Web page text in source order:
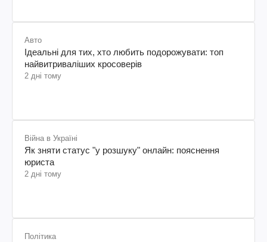
Авто
Ідеальні для тих, хто любить подорожувати: топ
найвитриваліших кросоверів
2 дні тому
Війна в Україні
Як зняти статус "у розшуку" онлайн: пояснення
юриста
2 дні тому
Політика